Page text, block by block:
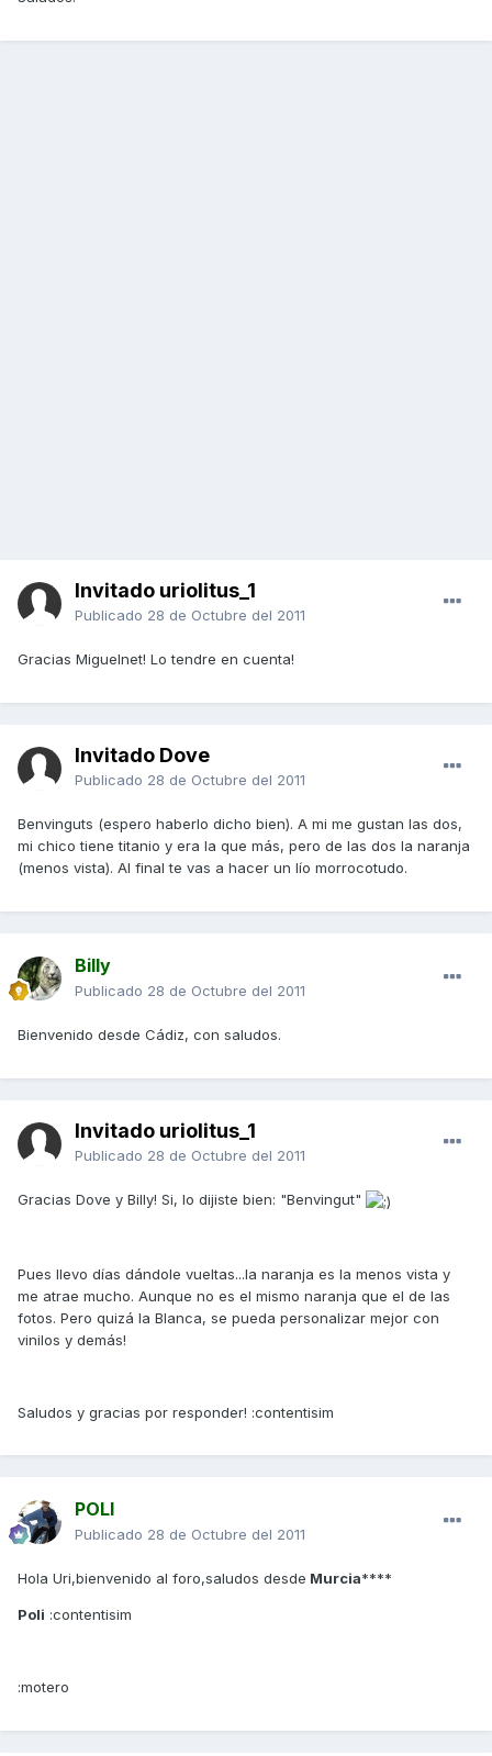
Invitado uriolitus_1
Publicado 28 de Octubre del 2011
Gracias Miguelnet! Lo tendre en cuenta!
Invitado Dove
Publicado 28 de Octubre del 2011
Benvinguts (espero haberlo dicho bien). A mi me gustan las dos,
mi chico tiene titanio y era la que más, pero de las dos la naranja
(menos vista). Al final te vas a hacer un lío morrocotudo.
Billy
Publicado 28 de Octubre del 2011
Bienvenido desde Cádiz, con saludos.
Invitado uriolitus_1
Publicado 28 de Octubre del 2011
Gracias Dove y Billy! Si, lo dijiste bien: "Benvingut"
Pues llevo días dándole vueltas...la naranja es la menos vista y
me atrae mucho. Aunque no es el mismo naranja que el de las
fotos. Pero quizá la Blanca, se pueda personalizar mejor con
vinilos y demás!
Saludos y gracias por responder! :contentisim
POLI
Publicado 28 de Octubre del 2011
Hola Uri,bienvenido al foro,saludos desde Murcia****
Poli :contentisim
:motero